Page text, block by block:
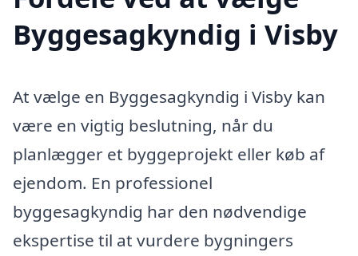
Byggesagkyndig i Visby
At vælge en Byggesagkyndig i Visby kan
være en vigtig beslutning, når du
planlægger et byggeprojekt eller køb af
ejendom. En professionel
byggesagkyndig har den nødvendige
ekspertise til at vurdere bygningers